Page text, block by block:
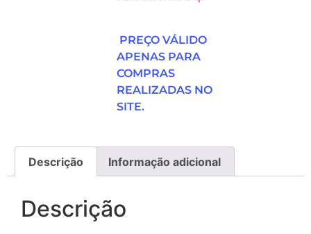
PREÇO VÁLIDO
APENAS PARA
COMPRAS
REALIZADAS NO
SITE.
Descrição Informação adicional
Descrição